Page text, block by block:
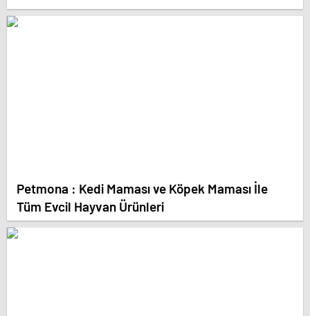
Petmona : Kedi Maması ve Köpek Maması İle
Tüm Evcil Hayvan Ürünleri